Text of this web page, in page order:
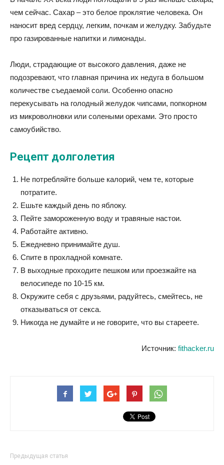
чем сейчас. Сахар – это белое проклятие человека. Он
наносит вред сердцу, легким, почкам и желудку. Забудьте
про газированные напитки и лимонады.
Люди, страдающие от высокого давления, даже не
подозревают, что главная причина их недуга в большом
количестве съедаемой соли. Особенно опасно
перекусывать на голодный желудок чипсами, попкорном
из микроволновки или солеными орехами. Это просто
самоубийство.
Рецепт долголетия
Не потребляйте больше калорий, чем те, которые
потратите.
Ешьте каждый день по яблоку.
Пейте замороженную воду и травяные настои.
Работайте активно.
Ежедневно принимайте душ.
Спите в прохладной комнате.
В выходные проходите пешком или проезжайте на
велосипеде по 10-15 км.
Окружите себя с друзьями, радуйтесь, смейтесь, не
отказываться от секса.
Никогда не думайте и не говорите, что вы стареете.
Источник: fithacker.ru
Предыдущая статья